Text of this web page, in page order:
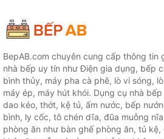
BepAB.com chuyên cung cấp thông tin
nhà bếp uy tín như Điện gia dụng, bếp
bình thủy, máy pha cà phê, lò vi sóng,
máy ép, máy hút khói. Dụng cụ nhà
dao kéo, thớt, kệ tủ, ấm nước, bếp
bình, ly cốc, tô chén dĩa, đũa muỗng
phòng ăn như bàn ghế phòng ăn, tủ